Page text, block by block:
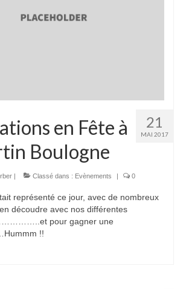
21
MAI 2017
en Fête à
Boulogne
| Classé dans : Evènements | 0
représenté ce jour, avec de nombreux
découdre avec nos différentes
pour gagner une
!!